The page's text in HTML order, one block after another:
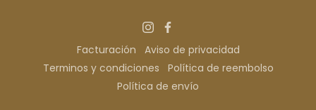
Facturación
Aviso de privacidad
Terminos y condiciones
Política de reembolso
Política de envío